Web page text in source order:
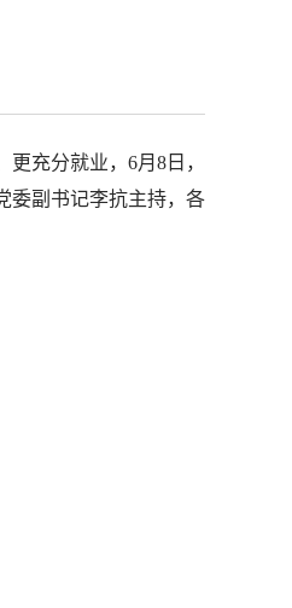
充分就业，6月8日，
委副书记李抗主持，各